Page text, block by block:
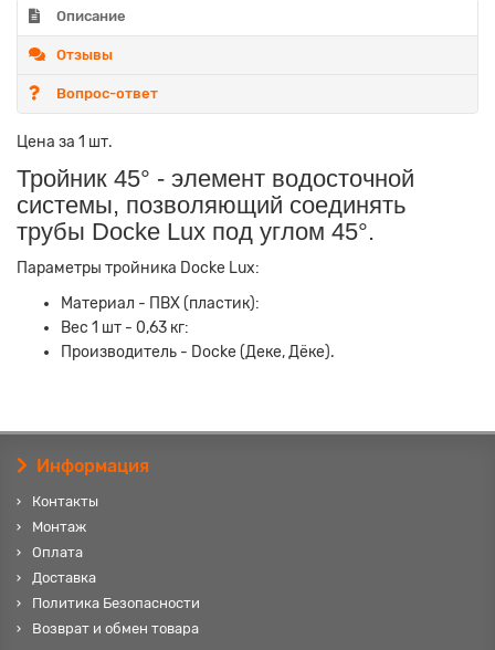
Описание
Отзывы
Вопрос-ответ
Цена за 1 шт.
Тройник 45° - элемент водосточной
системы, позволяющий соединять
трубы Docke Lux под углом 45°.
Параметры тройника Docke Lux:
Материал - ПВХ (пластик):
Вес 1 шт - 0,63 кг:
Производитель - Docke (Деке, Дёке).
Информация
Контакты
Монтаж
Оплата
Доставка
Политика Безопасности
Возврат и обмен товара